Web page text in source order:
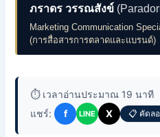
ภราดร วรรณสังข์
Marketing Communication
(การสื่อสารการตลาดและแบรนด์)
⏱️ เวลาอ่านประมาณ 19 นาที
แชร์:
f LINE X 📋 คัดล